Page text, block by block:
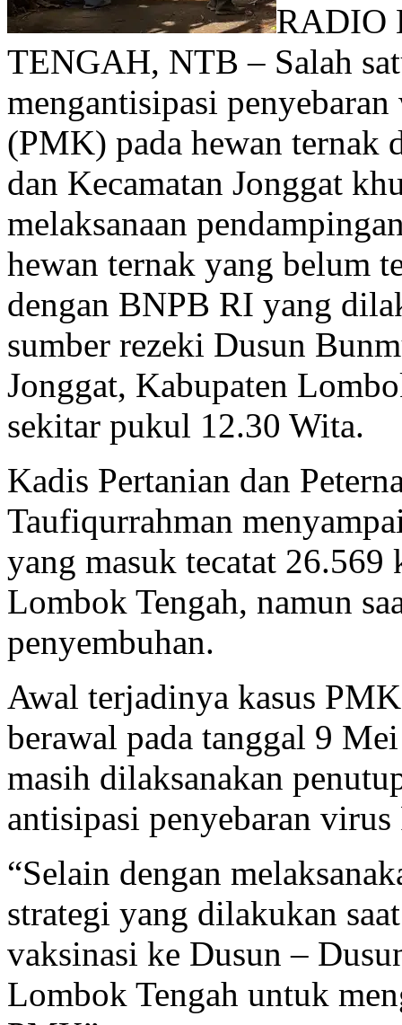
RADIO
TENGAH, NTB – Salah
mengantisipasi
(PMK) pada hewan ternak
dan Kecamatan Jonggat
melaksanaan
hewan ternak yang belum
dengan BNPB RI yang
sumber rezeki Dusun
Jonggat, Kabupaten
sekitar pukul 12.30 Wita.
Kadis Pertanian dan
Taufiqurrahman
yang masuk tecatat
Lombok Tengah, namun
penyembuhan.
Awal terjadinya kasus
berawal pada tanggal 9
masih dilaksanakan
antisipasi penyebaran
“Selain dengan
strategi yang dilakukan
vaksinasi ke Dusun –
Lombok Tengah untuk